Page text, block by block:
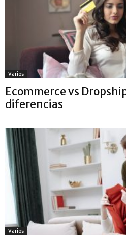
Varios
Ecommerce vs
diferencias
Varios